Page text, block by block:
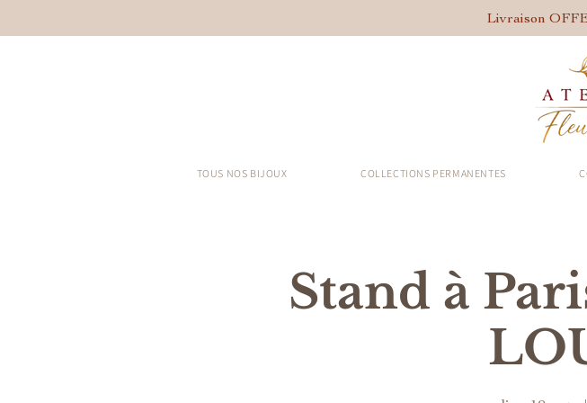
Livraison
TOUS NOS BIJOUX COLLECTIONS PERMANENTES
Stand à